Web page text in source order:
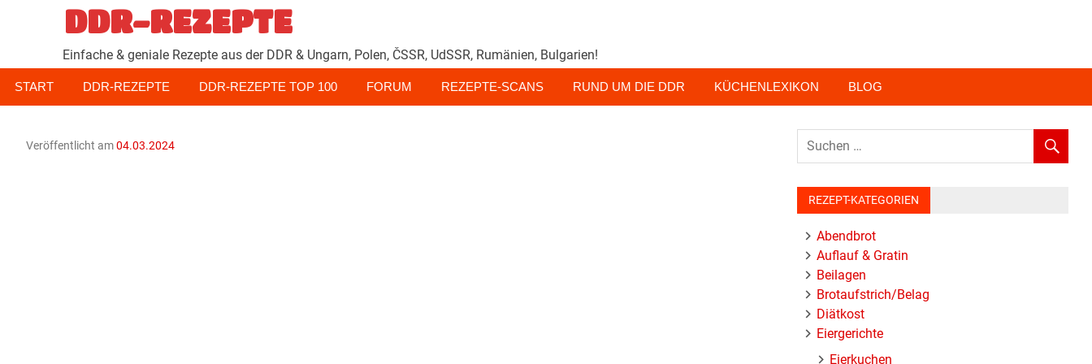
Zum
Inhalt
springen
DDR-REZEPTE
Einfache & geniale Rezepte aus der DDR & Ungarn, Polen, ČSSR, UdSSR, Rumänien, Bulgarien!
START DDR-REZEPTE DDR-REZEPTE TOP 100 FORUM REZEPTE-SCANS RUND UM DIE DDR KÜCHENLEXIKON BLOG
Veröffentlicht am04.03.2024
REZEPT-KATEGORIEN
Abendbrot
Auflauf & Gratin
Beilagen
Brotaufstrich/Belag
Diätkost
Eiergerichte
Eierkuchen